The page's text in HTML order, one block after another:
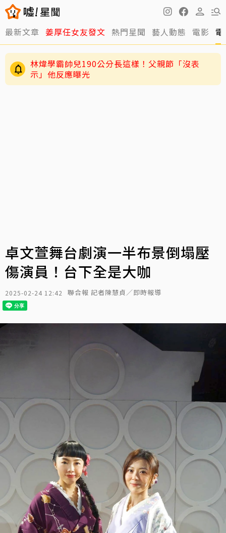
最新文章 姜厚任女友發文 熱門星聞 藝人動態 電影
林煒學霸帥兒190公分長這樣！父親節「沒表
示」他反應曝光
卓文萱舞台劇演一半布景倒塌壓
傷演員！台下全是大咖
2025-02-24 12:42 聯合報 記者陳慧貞／即時報導